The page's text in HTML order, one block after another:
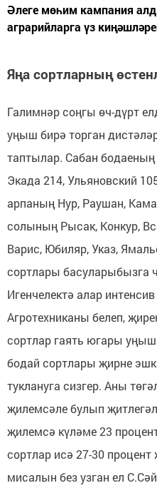
Әлеге мөһим кампания
аграрийларга үз
Яңа сортларның
Галимнәр соңгы өч-дүрт
уңыш бирә торган
таптылар. Сабан
Экада 214, Ульяновский
арпаның Нур, Раушан,
солының Рысак, Конкур,
Варис, Юбиляр, Указ,
сортлары басуларыбызга
Игенчелектә алар
Агротехниканы белеп,
сортлар гаять югары уңыш
бодай сортлары җирне
туклануга сизгер. Аны
җилемсәле булып
җилемсә күләме 23
сортлар исә 27-30
мисалын без узган ел